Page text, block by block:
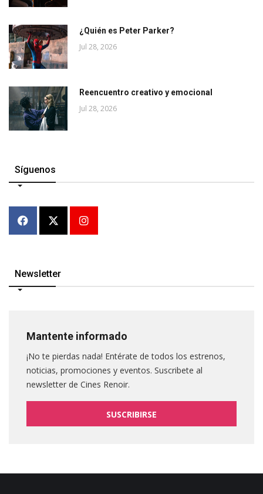
¿Quién es Peter Parker?
Jul 28, 2026
Reencuentro creativo y emocional
Jul 28, 2026
Síguenos
Newsletter
Mantente informado
¡No te pierdas nada! Entérate de todos los estrenos,
noticias, promociones y eventos. Suscribete al
newsletter de Cines Renoir.
SUSCRIBIRSE